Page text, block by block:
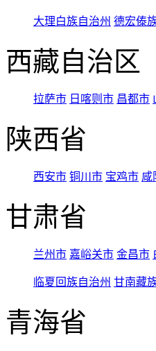
大理白族自治州 德宏傣
西藏自治区
拉萨市 日喀则市 昌都市
陕西省
西安市 铜川市 宝鸡市 咸
甘肃省
兰州市 嘉峪关市 金昌市
临夏回族自治州 甘南藏
青海省